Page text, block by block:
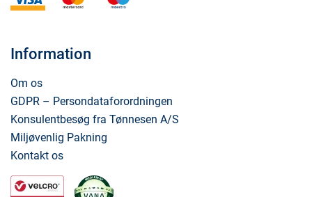
Information
Om os
GDPR – Persondataforordningen
Konsulentbesøg fra Tønnesen A/S
Miljøvenlig Pakning
Kontakt os